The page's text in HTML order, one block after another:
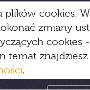
plików cookies.
zmiany
cookies
temat
.